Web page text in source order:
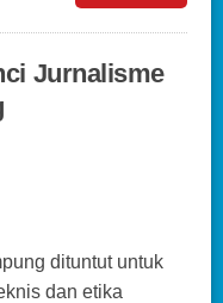
Jurnalisme
dituntut untuk
dan etika